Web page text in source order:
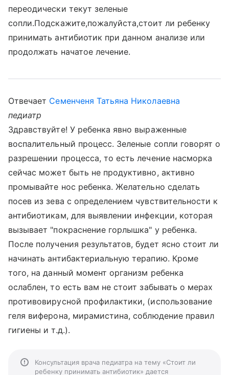
переодически текут зеленые
сопли.Подскажите,пожалуйста,стоит ли ребенку
принимать антибиотик при данном анализе или
продолжать начатое лечение.
Отвечает Семенченя Татьяна Николаевна
педиатр
Здравствуйте! У ребенка явно выраженные
воспалительный процесс. Зеленые сопли говорят о
разрешении процесса, то есть лечение насморка
сейчас может быть не продуктивно, активно
промывайте нос ребенка. Желательно сделать
посев из зева с определением чувствительности к
антибиотикам, для выявлении инфекции, которая
вызывает "покраснение горлышка" у ребенка.
После получения результатов, будет ясно стоит ли
начинать антибактериальную терапию. Кроме
того, на данный момент организм ребенка
ослаблен, то есть вам не стоит забывать о мерах
противовирусной профилактики, (использование
геля виферона, мирамистина, соблюдение правил
гигиены и т.д.).
Консультация врача педиатра на тему «Стоит ли
ребенку принимать антибиотик» дается